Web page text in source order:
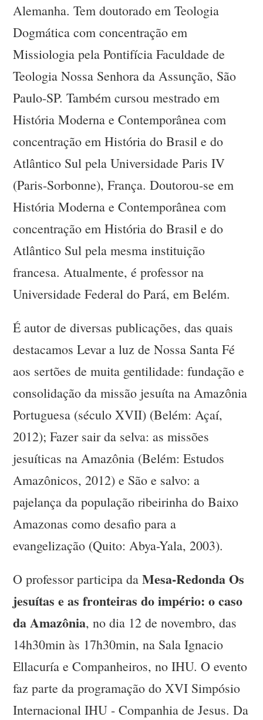
Alemanha. Tem doutorado em Teologia
Dogmática com concentração em
Missiologia pela Pontifícia Faculdade de
Teologia Nossa Senhora da Assunção, São
Paulo-SP. Também cursou mestrado em
História Moderna e Contemporânea com
concentração em História do Brasil e do
Atlântico Sul pela Universidade Paris IV
(Paris-Sorbonne), França. Doutorou-se em
História Moderna e Contemporânea com
concentração em História do Brasil e do
Atlântico Sul pela mesma instituição
francesa. Atualmente, é professor na
Universidade Federal do Pará, em Belém.
É autor de diversas publicações, das quais
destacamos Levar a luz de Nossa Santa Fé
aos sertões de muita gentilidade: fundação e
consolidação da missão jesuíta na Amazônia
Portuguesa (século XVII) (Belém: Açaí,
2012); Fazer sair da selva: as missões
jesuíticas na Amazônia (Belém: Estudos
Amazônicos, 2012) e São e salvo: a
pajelança da população ribeirinha do Baixo
Amazonas como desafio para a
evangelização (Quito: Abya-Yala, 2003).
O professor participa daMesa-Redonda Os
jesuítas e as fronteiras do império: o caso
da Amazônia, no dia 12 de novembro, das
14h30min às 17h30min, na Sala Ignacio
Ellacuría e Companheiros, no IHU. O evento
faz parte da programação do XVI Simpósio
Internacional IHU - Companhia de Jesus. Da